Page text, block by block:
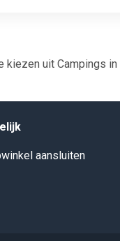
uit Campings
aansluiten